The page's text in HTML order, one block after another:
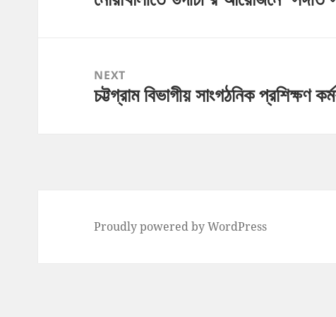
NEXT
Next
চট্টগ্রাম বিভাগীয় সাংগঠনিক প্রশিক্ষণ
Proudly powered by WordPress